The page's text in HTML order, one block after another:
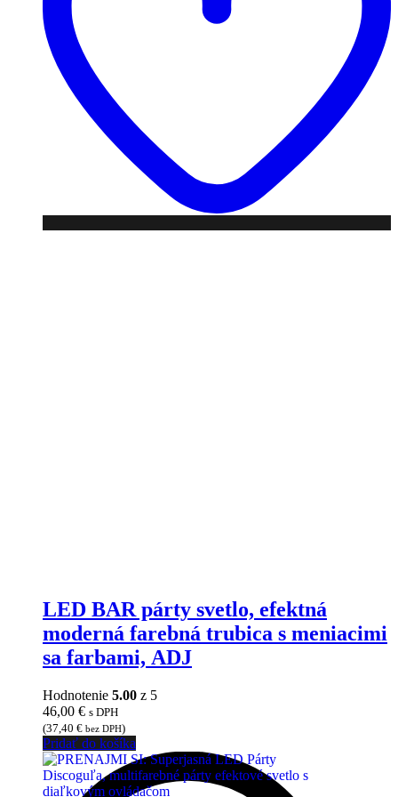
LED BAR párty svetlo, efektná
moderná farebná trubica s meniacimi
sa farbami, ADJ
Hodnotenie 5.00 z 5
46,00 € s DPH
(37,40 € bez DPH)
Pridať do košíka